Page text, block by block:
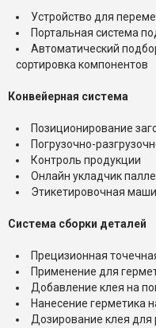
Устройство для
Портальная система
Автоматический
сортировка компонентов
Конвейерная система
Позиционирование
Погрузочно-
Контроль продукции
Онлайн укладчик
Этикетировочная
Система сборки деталей
Прецизионная
Применение для
Добавление клея на
Нанесение герметика
Дозирование клея для